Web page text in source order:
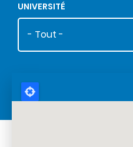
UNIVERSITÉ